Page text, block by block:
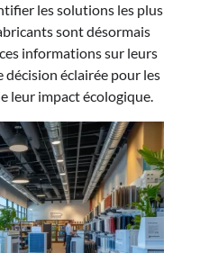
les solutions les plus
sont désormais
informations sur leurs
éclairée pour les
leur impact écologique.